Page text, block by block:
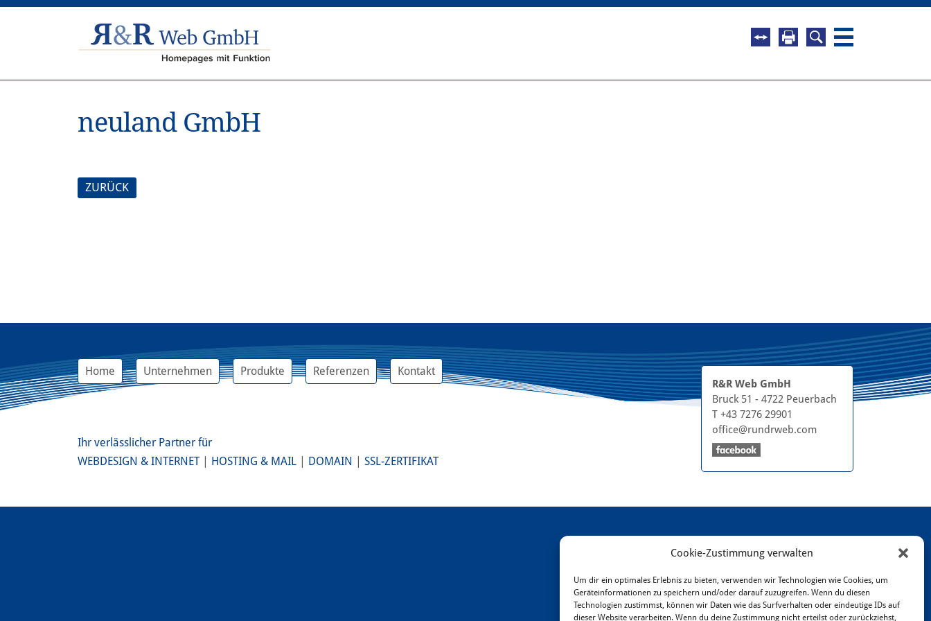
Cookie-Zustimmung verwalten
Um dir ein optimales Erlebnis zu bieten, verwenden wir Technologien wie Cookies, um
Geräteinformationen zu speichern und/oder darauf zuzugreifen. Wenn du diesen
Technologien zustimmst, können wir Daten wie das Surfverhalten oder eindeutige IDs auf
dieser Website verarbeiten. Wenn du deine Zustimmung nicht erteilst oder zurückziehst,
neuland GmbH
ZURÜCK
R&R Web GmbH
Bruck 51 - 4722 Peuerbach
T +43 7276 29901
office@rundrweb.com
Home Unternehmen Produkte Referenzen Kontakt
Ihr verlässlicher Partner für
WEBDESIGN & INTERNET| HOSTING & MAIL DOMAIN SSL-ZERTIFIKAT